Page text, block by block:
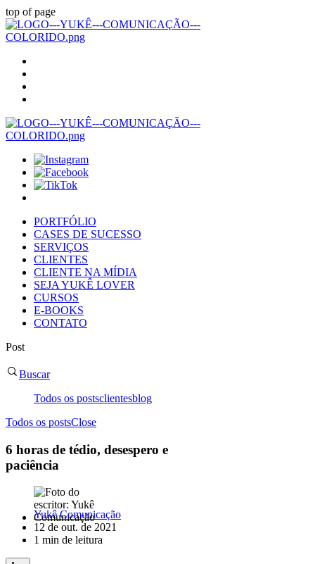
top of page
PORTFÓLIO
CASES DE SUCESSO
SERVIÇOS
CLIENTES
CLIENTE NA MÍDIA
SEJA YUKÊ LOVER
CURSOS
E-BOOKS
CONTATO
Post
Buscar
Todos os postsclientesblog
Todos os postsClose
6 horas de tédio, desespero e
paciência
Yukê Comunicação
12 de out. de 2021
1 min de leitura